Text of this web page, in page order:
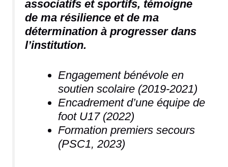
associatifs et sportifs, témoigne
de ma résilience et de ma
détermination à progresser dans
l’institution.
Engagement bénévole en
soutien scolaire (2019-2021)
Encadrement d’une équipe de
foot U17 (2022)
Formation premiers secours
(PSC1, 2023)